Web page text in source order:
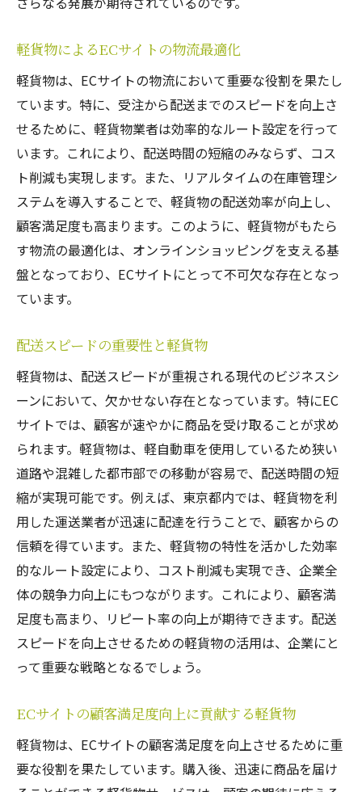
軽貨物によるECサイトの物流最適化
軽貨物は、ECサイトの物流において重要な役割を果たし
ています。特に、受注から配送までのスピードを向上さ
せるために、軽貨物業者は効率的なルート設定を行って
います。これにより、配送時間の短縮のみならず、コス
ト削減も実現します。また、リアルタイムの在庫管理シ
ステムを導入することで、軽貨物の配送効率が向上し、
顧客満足度も高まります。このように、軽貨物がもたら
す物流の最適化は、オンラインショッピングを支える基
盤となっており、ECサイトにとって不可欠な存在となっ
ています。
配送スピードの重要性と軽貨物
軽貨物は、配送スピードが重視される現代のビジネスシ
ーンにおいて、欠かせない存在となっています。特にEC
サイトでは、顧客が速やかに商品を受け取ることが求め
られます。軽貨物は、軽自動車を使用しているため狭い
道路や混雑した都市部での移動が容易で、配送時間の短
縮が実現可能です。例えば、東京都内では、軽貨物を利
用した運送業者が迅速に配達を行うことで、顧客からの
信頼を得ています。また、軽貨物の特性を活かした効率
的なルート設定により、コスト削減も実現でき、企業全
体の競争力向上にもつながります。これにより、顧客満
足度も高まり、リピート率の向上が期待できます。配送
スピードを向上させるための軽貨物の活用は、企業にと
って重要な戦略となるでしょう。
ECサイトの顧客満足度向上に貢献する軽貨物
軽貨物は、ECサイトの顧客満足度を向上させるために重
要な役割を果たしています。購入後、迅速に商品を届け